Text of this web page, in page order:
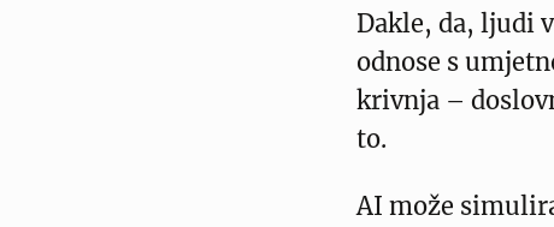
Dakle, da, ljudi
odnose s
krivnja –
to.
AI može